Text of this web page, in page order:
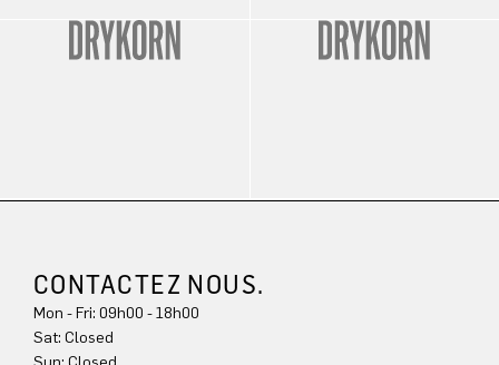
CONTACTEZ NOUS.
Mon - Fri: 09h00 - 18h00